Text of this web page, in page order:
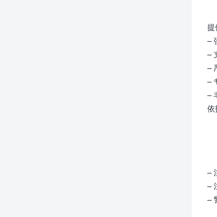
提
–
–
–
–
–
依
–
–
–